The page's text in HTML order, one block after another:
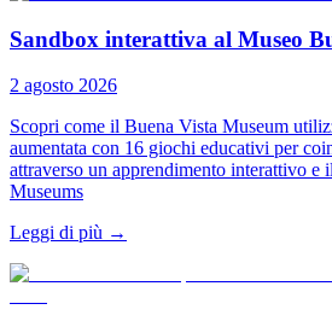
Sandbox interattiva al Museo
2 agosto 2026
Scopri come il Buena Vista Museum
aumentata con 16 giochi educativi per
attraverso un apprendimento interattivo e
Museums
Leggi di più →